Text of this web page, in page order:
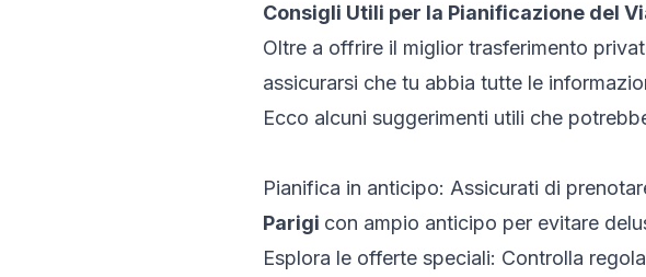
Consigli Utili per la Pianificazione del
Oltre a offrire il miglior trasferimento
assicurarsi che tu abbia tutte le
Ecco alcuni suggerimenti utili che
Pianifica in anticipo: Assicurati di
Parigi con ampio anticipo per evitare
Esplora le offerte speciali: Controlla